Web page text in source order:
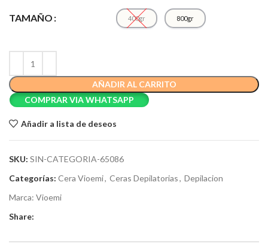
TAMAÑO 400gr 800gr
AÑADIR AL CARRITO
COMPRAR VIA WHATSAPP
Añadir a lista de deseos
SKU: SIN-CATEGORIA-65086
Categorías: Cera Vioemi, Ceras Depilatorias, Depilacion
Marca: Vioemi
Share: